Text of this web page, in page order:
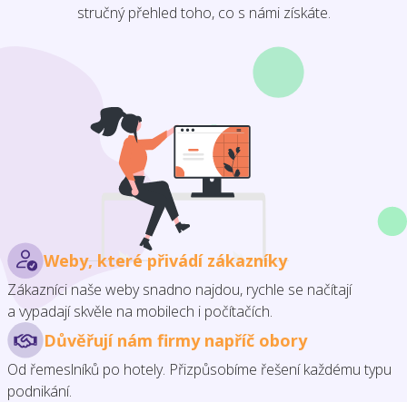
stručný přehled toho, co s námi získáte.
Weby, které přivádí zákazníky
Zákazníci naše weby snadno najdou, rychle se načítají
a vypadají skvěle na mobilech i počítačích.
Důvěřují nám firmy napříč obory
Od řemeslníků po hotely. Přizpůsobíme řešení každému typu
podnikání.